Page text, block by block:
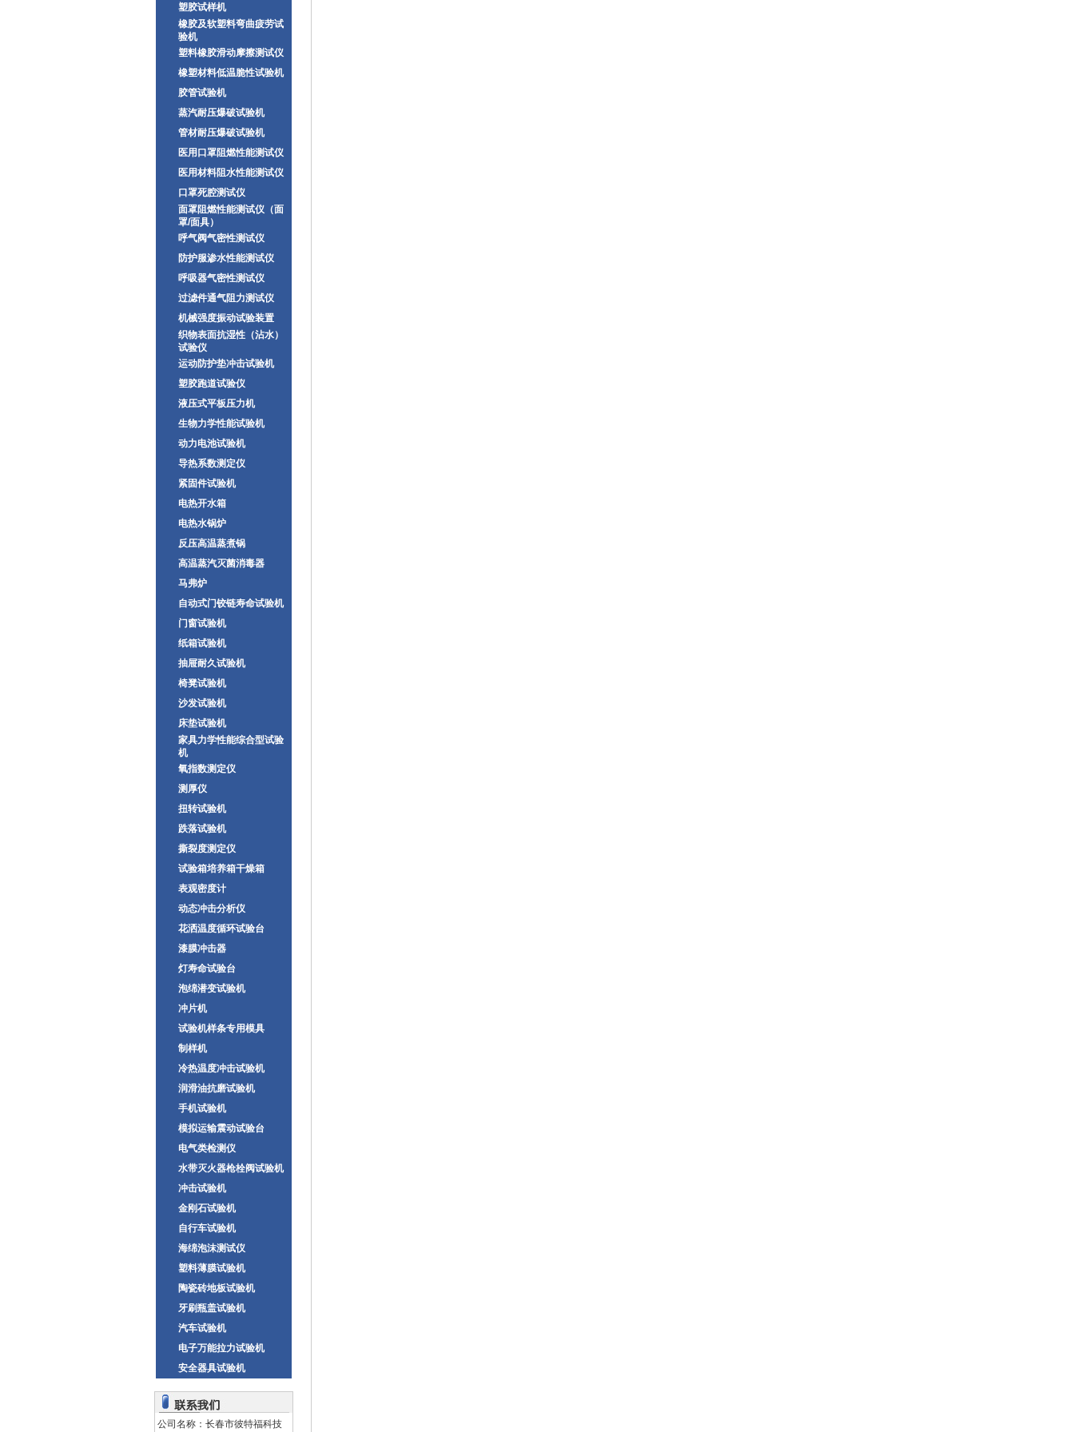
塑胶试样机
橡胶及软塑料弯曲疲劳试
验机
塑料橡胶滑动摩擦测试仪
橡塑材料低温脆性试验机
胶管试验机
蒸汽耐压爆破试验机
管材耐压爆破试验机
医用口罩阻燃性能测试仪
医用材料阻水性能测试仪
口罩死腔测试仪
面罩阻燃性能测试仪（面
罩/面具）
呼气阀气密性测试仪
防护服渗水性能测试仪
呼吸器气密性测试仪
过滤件通气阻力测试仪
机械强度振动试验装置
织物表面抗湿性（沾水）
试验仪
运动防护垫冲击试验机
塑胶跑道试验仪
液压式平板压力机
生物力学性能试验机
动力电池试验机
导热系数测定仪
紧固件试验机
电热开水箱
电热水锅炉
反压高温蒸煮锅
高温蒸汽灭菌消毒器
马弗炉
自动式门铰链寿命试验机
门窗试验机
纸箱试验机
抽屉耐久试验机
椅凳试验机
沙发试验机
床垫试验机
家具力学性能综合型试验
机
氧指数测定仪
测厚仪
扭转试验机
跌落试验机
撕裂度测定仪
试验箱培养箱干燥箱
表观密度计
动态冲击分析仪
花洒温度循环试验台
漆膜冲击器
灯寿命试验台
泡绵潜变试验机
冲片机
试验机样条专用模具
制样机
冷热温度冲击试验机
润滑油抗磨试验机
手机试验机
模拟运输震动试验台
电气类检测仪
水带灭火器枪栓阀试验机
冲击试验机
金刚石试验机
自行车试验机
海绵泡沫测试仪
塑料薄膜试验机
陶瓷砖地板试验机
牙刷瓶盖试验机
汽车试验机
电子万能拉力试验机
安全器具试验机
公司名称：长春市彼特福科技